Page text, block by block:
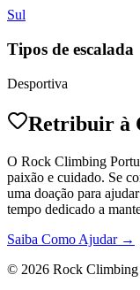
Sul
Tipos de escalada
Desportiva
Retribuir à
O Rock Climbing
paixão e cuidado. Se
uma doação para
tempo dedicado a
Saiba Como Ajudar →
© 2026 Rock Climbing